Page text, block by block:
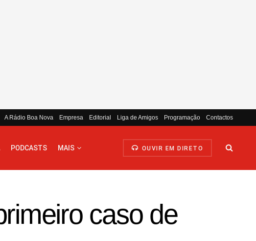
A Rádio Boa Nova Empresa Editorial Liga de Amigos Programação Contactos
PODCASTS MAIS OUVIR EM DIRETO
caso de